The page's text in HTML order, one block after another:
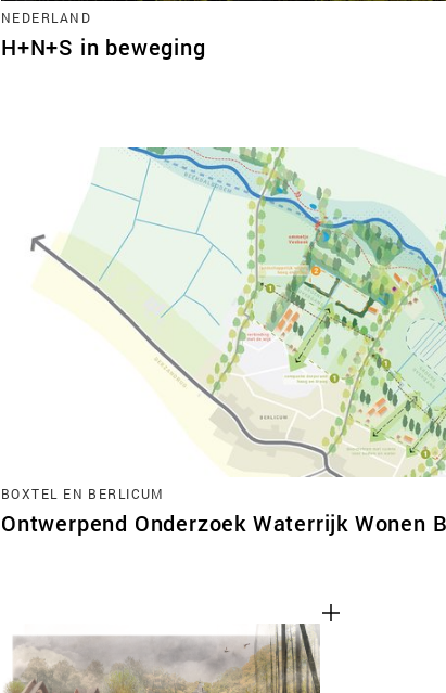
NEDERLAND
H+N+S in beweging
BOXTEL EN BERLICUM
Ontwerpend Onderzoek Waterrijk Wonen